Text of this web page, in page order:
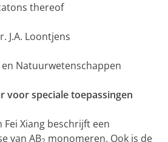
thereof
J.A. Loontjens
Natuurwetenschappen
voor speciale toepassingen
Xiang beschrijft een
van AB monomeren. Ook is de